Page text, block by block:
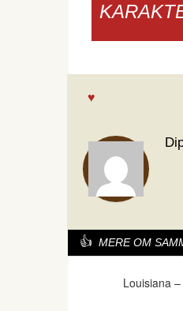
MERE OM
Louisiana